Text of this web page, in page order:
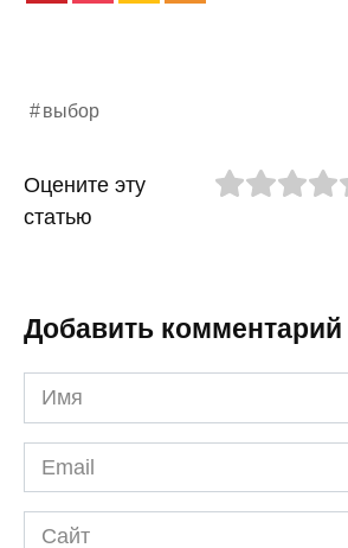
выбор
Оцените эту
статью
Добавить комментарий
Имя
*
Email
*
Сайт